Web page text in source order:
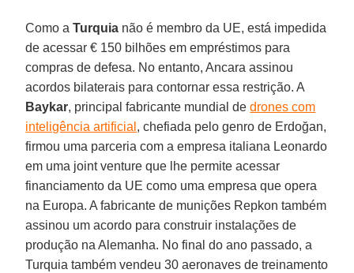
Como aTurquia não é membro da UE, está impedida
de acessar € 150 bilhões em empréstimos para
compras de defesa. No entanto, Ancara assinou
acordos bilaterais para contornar essa restrição. A
Baykar, principal fabricante mundial dedrones com
inteligência artificial , chefiada pelo genro de Erdoğan,
firmou uma parceria com a empresa italiana Leonardo
em uma joint venture que lhe permite acessar
financiamento da UE como uma empresa que opera
na Europa. A fabricante de munições Repkon também
assinou um acordo para construir instalações de
produção na Alemanha. No final do ano passado, a
Turquia também vendeu 30 aeronaves de treinamento